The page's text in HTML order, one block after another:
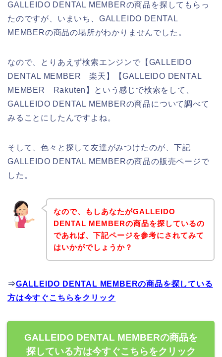
GALLEIDO DENTAL MEMBERの商品を探してもらっ
たのですが、いまいち、GALLEIDO DENTAL
MEMBERの商品の場所がわかりませんでした。
なので、とりあえず検索エンジンで【GALLEIDO
DENTAL MEMBER 楽天】【GALLEIDO DENTAL
MEMBER Rakuten】という感じで検索をして、
GALLEIDO DENTAL MEMBERの商品について調べて
みることにしたんですよね。
そして、色々と探して友達がみつけたのが、下記
GALLEIDO DENTAL MEMBERの商品の販売ページで
した。
なので、もしあなたがGALLEIDO
DENTAL MEMBERの商品を探しているの
であれば、下記ページを参考にされてみて
はいかがでしょうか？
⇒GALLEIDO DENTAL MEMBERの商品を探している
方は今すぐこちらをクリック
GALLEIDO DENTAL MEMBERの商品を
探している方は今すぐこちらをクリック